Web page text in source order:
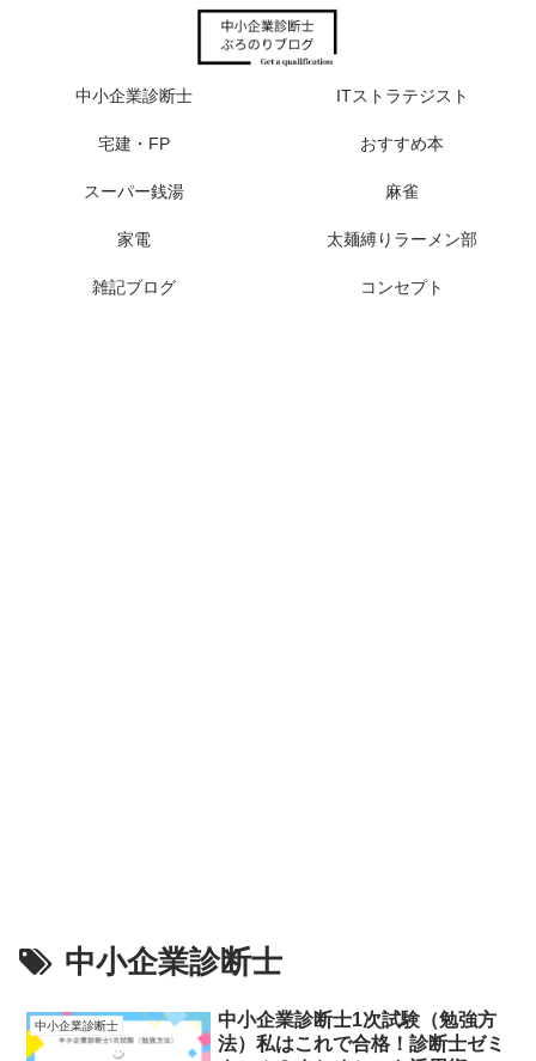
中小企業診断士 ITストラテジスト
宅建・FP おすすめ本
スーパー銭湯 麻雀
家電 太麺縛りラーメン部
雑記ブログ コンセプト
中小企業診断士
中小企業診断士
中小企業診断士1次試験（勉強方
法）私はこれで合格！診断士ゼミ